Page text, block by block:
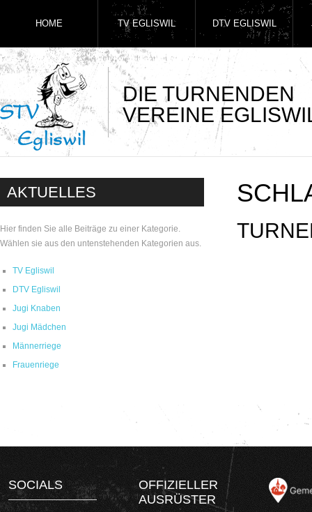
DIE TURNENDEN
VEREINE
HOME TV EGLISWIL DTV EGLISWIL
AKTUELLES
Hier finden Sie alle Beiträge zu einer Kategorie.
Wählen sie aus den untenstehenden Kategorien aus.
TV Egliswil
DTV Egliswil
Jugi Knaben
Jugi Mädchen
Männerriege
Frauenriege
SOCIALS
OFFIZIELLER
AUSRÜSTER